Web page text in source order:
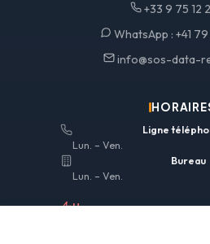
+33 9 75 12
WhatsApp : +41
info@sos-data-
Ligne
Lun. – Ven.
Bureau
Lun. – Ven.
Urgences